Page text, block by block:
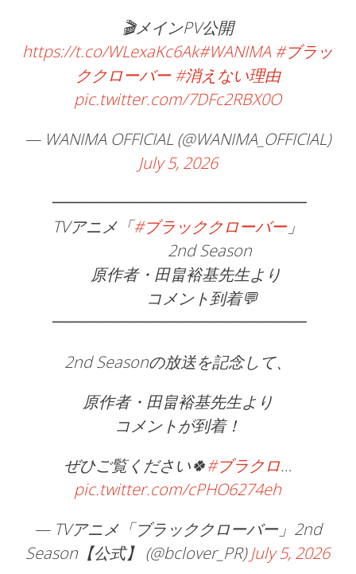
🎬メインPV公開
https://t.co/WLexaKc6Ak#WANIMA #ブラッ
ククローバー #消えない理由
pic.twitter.com/7DFc2RBX0O
— WANIMA OFFICIAL (@WANIMA_OFFICIAL)
July 5, 2026
━━━━━━━━━━━━━━━━
TVアニメ「#ブラッククローバー」
2nd Season
原作者・田畠裕基先生より
コメント到着💬
━━━━━━━━━━━━━━━━
2nd Seasonの放送を記念して、
原作者・田畠裕基先生より
コメントが到着！
ぜひご覧ください🍀#ブラクロ…
pic.twitter.com/cPHO6274eh
— TVアニメ「ブラッククローバー」2nd
Season【公式】 (@bclover_PR)July 5, 2026